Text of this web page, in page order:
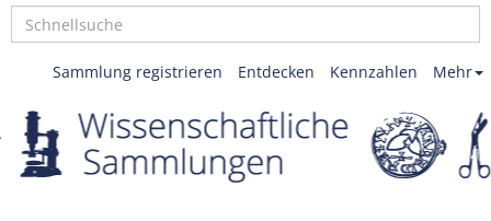
Mehr
Kennzahlen
Entdecken
Sammlung registrieren